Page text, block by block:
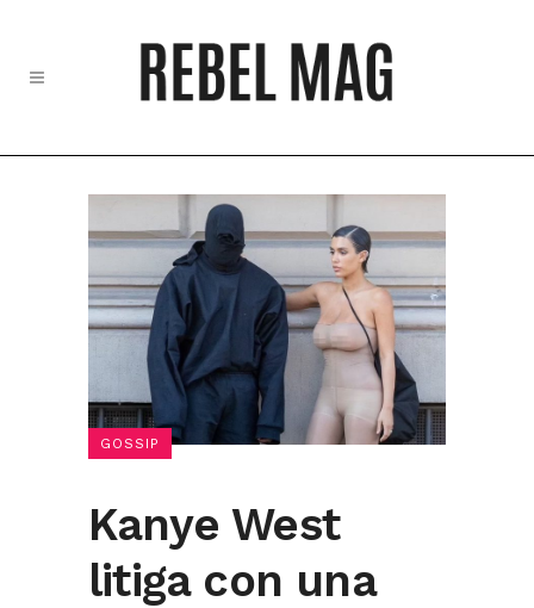
GOSSIP
Kanye West
litiga con una